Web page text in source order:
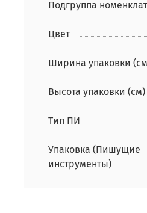
Подгруппа
Цвет
Ширина упаковки
Высота упаковки (см)
Тип ПИ
Упаковка (Пишущие
инструменты)